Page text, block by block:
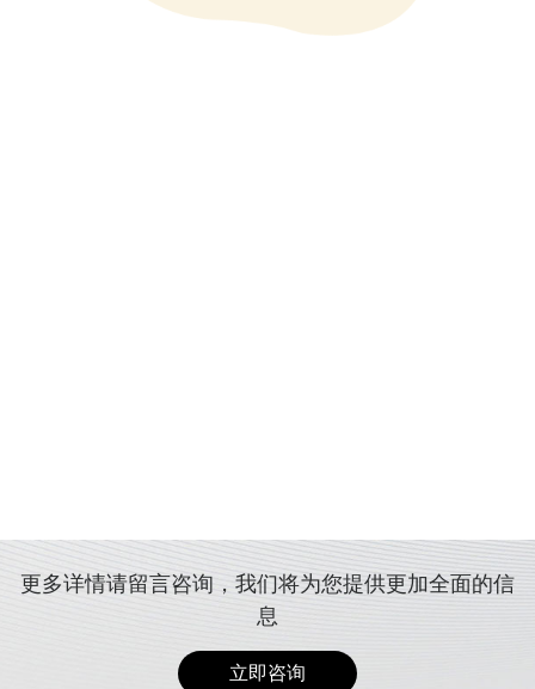
更多详情请留言咨询，我们将为您提供更加全面的信
息
立即咨询